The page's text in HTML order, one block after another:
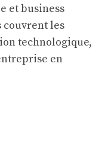
et business
couvrent les
technologique,
en